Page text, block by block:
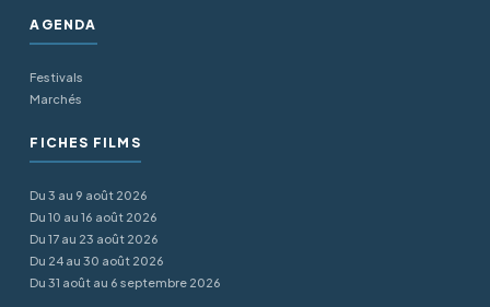
AGENDA
Festivals
Marchés
FICHES FILMS
Du 3 au 9 août 2026
Du 10 au 16 août 2026
Du 17 au 23 août 2026
Du 24 au 30 août 2026
Du 31 août au 6 septembre 2026